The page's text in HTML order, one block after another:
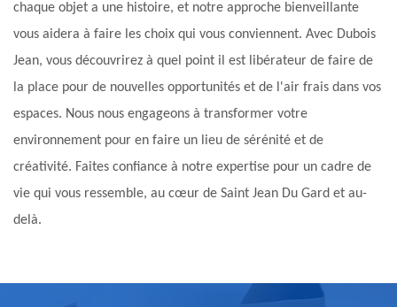
chaque objet a une histoire, et notre approche bienveillante
vous aidera à faire les choix qui vous conviennent. Avec Dubois
Jean, vous découvrirez à quel point il est libérateur de faire de
la place pour de nouvelles opportunités et de l'air frais dans vos
espaces. Nous nous engageons à transformer votre
environnement pour en faire un lieu de sérénité et de
créativité. Faites confiance à notre expertise pour un cadre de
vie qui vous ressemble, au cœur de Saint Jean Du Gard et au-
delà.